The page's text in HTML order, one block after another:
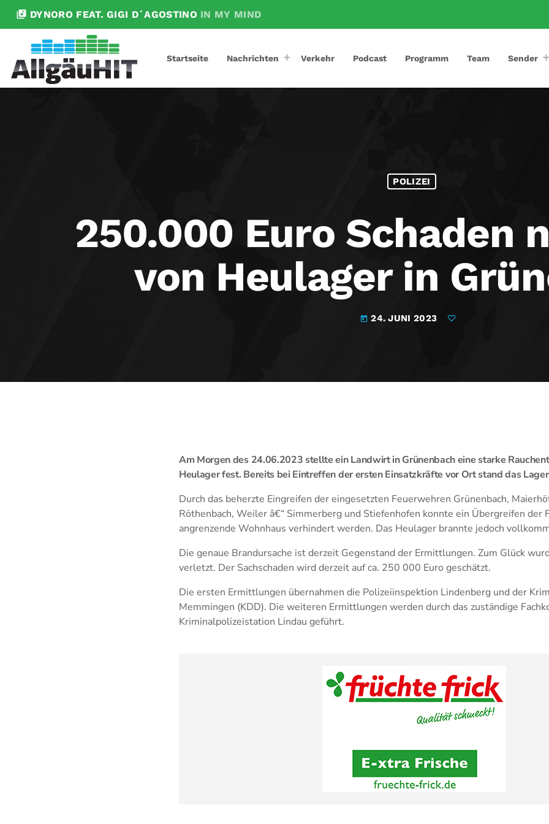
library_music DYNORO FEAT. GIGI D´AGOSTINO IN MY MIND
Startseite Nachrichten Verkehr Podcast Programm Team Sender
POLIZEI
250.000 Euro Schaden
von Heulager in
today 24. JUNI 2023
Am Morgen des 24.06.2023 stellte ein Landwirt in Grünenbach eine starke
Heulager fest. Bereits bei Eintreffen der ersten Einsatzkräfte vor Ort stand das
Durch das beherzte Eingreifen der eingesetzten Feuerwehren Grünenbach,
Röthenbach, Weiler â€“ Simmerberg und Stiefenhofen konnte ein Übergreifen der
angrenzende Wohnhaus verhindert werden. Das Heulager brannte jedoch
Die genaue Brandursache ist derzeit Gegenstand der Ermittlungen. Zum Glück
verletzt. Der Sachschaden wird derzeit auf ca. 250 000 Euro geschätzt.
Die ersten Ermittlungen übernahmen die Polizeiinspektion Lindenberg und der
Memmingen (KDD). Die weiteren Ermittlungen werden durch das zuständige
Kriminalpolizeistation Lindau geführt.